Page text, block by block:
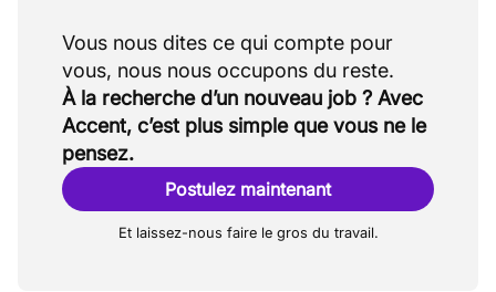
Vous nous dites ce qui compte pour
À la recherche d’un nouveau job ? Avec
Accent, c’est plus simple que vous ne le
pensez.
Postulez maintenant
Et laissez-nous faire le gros du travail.